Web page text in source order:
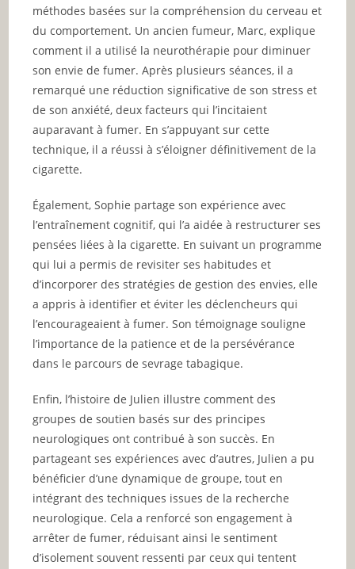
méthodes basées sur la compréhension du cerveau et
du comportement. Un ancien fumeur, Marc, explique
comment il a utilisé la neurothérapie pour diminuer
son envie de fumer. Après plusieurs séances, il a
remarqué une réduction significative de son stress et
de son anxiété, deux facteurs qui l’incitaient
auparavant à fumer. En s’appuyant sur cette
technique, il a réussi à s’éloigner définitivement de la
cigarette.
Également, Sophie partage son expérience avec
l’entraînement cognitif, qui l’a aidée à restructurer ses
pensées liées à la cigarette. En suivant un programme
qui lui a permis de revisiter ses habitudes et
d’incorporer des stratégies de gestion des envies, elle
a appris à identifier et éviter les déclencheurs qui
l’encourageaient à fumer. Son témoignage souligne
l’importance de la patience et de la persévérance
dans le parcours de sevrage tabagique.
Enfin, l’histoire de Julien illustre comment des
groupes de soutien basés sur des principes
neurologiques ont contribué à son succès. En
partageant ses expériences avec d’autres, Julien a pu
bénéficier d’une dynamique de groupe, tout en
intégrant des techniques issues de la recherche
neurologique. Cela a renforcé son engagement à
arrêter de fumer, réduisant ainsi le sentiment
d’isolement souvent ressenti par ceux qui tentent